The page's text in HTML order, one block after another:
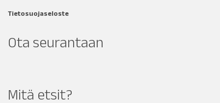
Tietosuojaseloste
Ota seurantaan
Mitä etsit?